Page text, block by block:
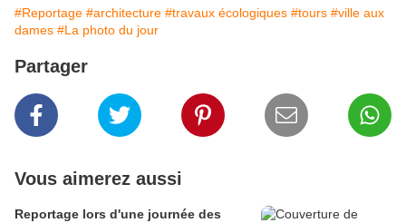
#Reportage #architecture #travaux écologiques #tours #ville aux
dames #La photo du jour
Partager
Vous aimerez aussi
Reportage lors d'une journée des